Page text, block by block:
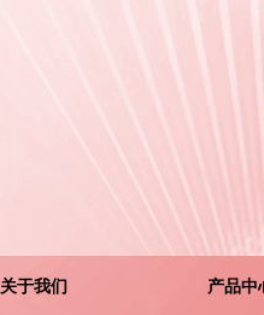
关于我们 产品中